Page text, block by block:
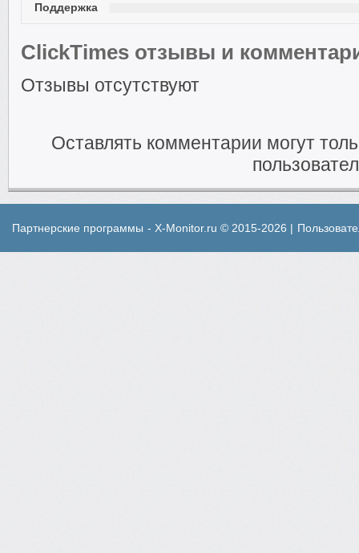
Поддержка
ClickTimes отзывы и
Отзывы отсутствуют
Оставлять комментарии могут
Партнерские программы - X-Monitor.ru © 2015-2026 |